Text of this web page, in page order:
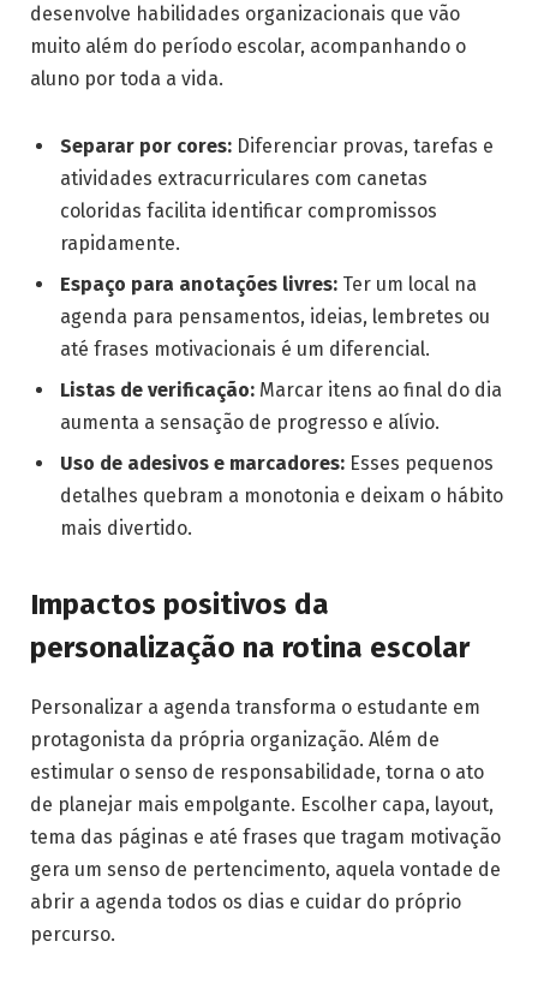
desenvolve habilidades organizacionais que vão
muito além do período escolar, acompanhando o
aluno por toda a vida.
Separar por cores: Diferenciar provas, tarefas e
atividades extracurriculares com canetas
coloridas facilita identificar compromissos
rapidamente.
Espaço para anotações livres: Ter um local na
agenda para pensamentos, ideias, lembretes ou
até frases motivacionais é um diferencial.
Listas de verificação: Marcar itens ao final do dia
aumenta a sensação de progresso e alívio.
Uso de adesivos e marcadores: Esses pequenos
detalhes quebram a monotonia e deixam o hábito
mais divertido.
Impactos positivos da
personalização na rotina escolar
Personalizar a agenda transforma o estudante em
protagonista da própria organização. Além de
estimular o senso de responsabilidade, torna o ato
de planejar mais empolgante. Escolher capa, layout,
tema das páginas e até frases que tragam motivação
gera um senso de pertencimento, aquela vontade de
abrir a agenda todos os dias e cuidar do próprio
percurso.